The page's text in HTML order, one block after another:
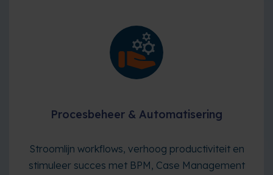
Procesbeheer & Automatisering
Stroomlijn workflows, verhoog productiviteit en
stimuleer succes met BPM, Case Management